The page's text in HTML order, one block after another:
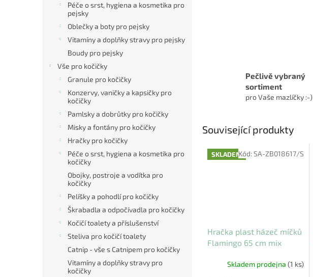
Péče o srst, hygiena a kosmetika pro
pejsky
Oblečky a boty pro pejsky
Vitamíny a doplňky stravy pro pejsky
Boudy pro pejsky
Vše pro kočičky
Granule pro kočičky
Konzervy, vaničky a kapsičky pro
kočičky
Pamlsky a dobrůtky pro kočičky
Misky a fontány pro kočičky
Hračky pro kočičky
Péče o srst, hygiena a kosmetika pro
kočičky
Obojky, postroje a vodítka pro
kočičky
Pelíšky a pohodlí pro kočičky
Škrabadla a odpočívadla pro kočičky
Kočičí toalety a příslušenství
Steliva pro kočičí toalety
Catnip - vše s Catnipem pro kočičky
Vitamíny a doplňky stravy pro
kočičky
Pečlivě vybraný
sortiment
pro Vaše mazlíčky :-)
Související produkty
SKLADEM
Hračka plast házeč míčků
Flamingo 65 cm mix
Skladem prodejna (1 ks)
Kód:SA-ZB018617/S